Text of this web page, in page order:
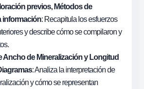
previos, Métodos de
información: Recapitula los esfuerzos
y describe cómo se compilaron y
Ancho de Mineralización y Longitud
: Analiza la interpretación de
y cómo se representan